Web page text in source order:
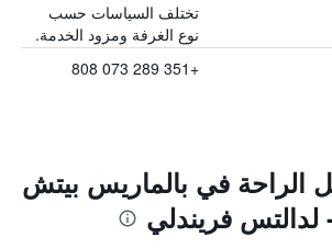
تختلف السياسات حسب
نوع الغرفة ومزود الخدمة.
+351 289 073 808
الراحة في بالماريس بيتش
فريندلي